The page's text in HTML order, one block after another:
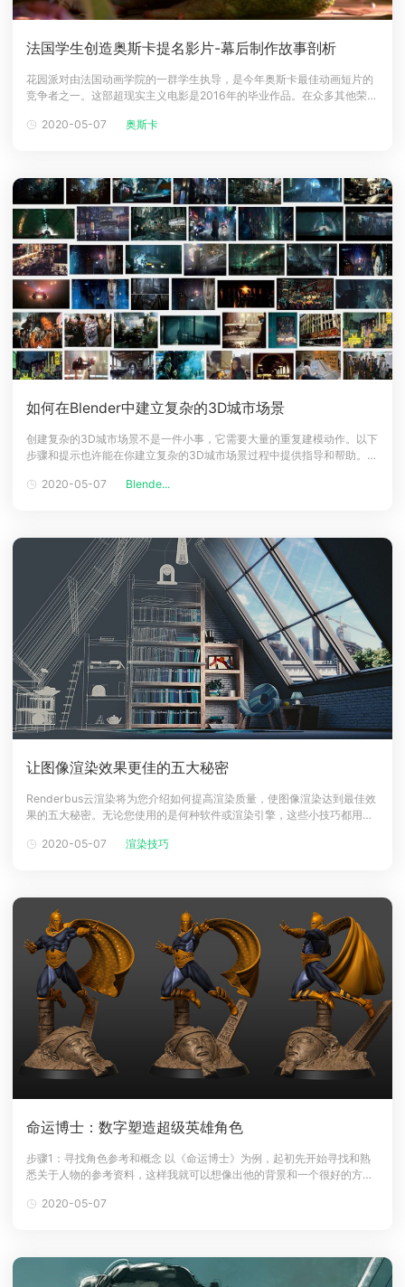
法国学生创造奥斯卡提名影片-幕后制作故事剖析
花园派对由法国动画学院的一群学生执导，是今年奥斯卡最佳动画短片的
竞争者之一。这部超现实主义电影是2016年的毕业作品。在众多其他荣誉
SIGGRAPH计算机动画节最佳学生项目，以及2017年SPARK最佳学生短
2020-05-07 奥斯卡
如何在Blender中建立复杂的3D城市场景
创建复杂的3D城市场景不是一件小事，它需要大量的重复建模动作。以下
步骤和提示也许能在你建立复杂的3D城市场景过程中提供指导和帮助。1.
物的第一步。在日常物品，电影，书籍和他人的艺术中，灵感无处不在。
2020-05-07 Blende...
让图像渲染效果更佳的五大秘密
Renderbus云渲染将为您介绍如何提高渲染质量，使图像渲染达到最佳效
果的五大秘密。无论您使用的是何种软件或渲染引擎，这些小技巧都用得
真实。如果是描绘一幅现实生活的场景，想获得最佳外观，细节是至关重
2020-05-07 渲染技巧
命运博士：数字塑造超级英雄角色
步骤1：寻找角色参考和概念 以《命运博士》为例，起初先开始寻找和熟
悉关于人物的参考资料，这样我就可以想像出他的背景和一个很好的方式
些信息和参考的启发，我在Photoshop中绘制了一个快速概念。 我想用金
2020-05-07